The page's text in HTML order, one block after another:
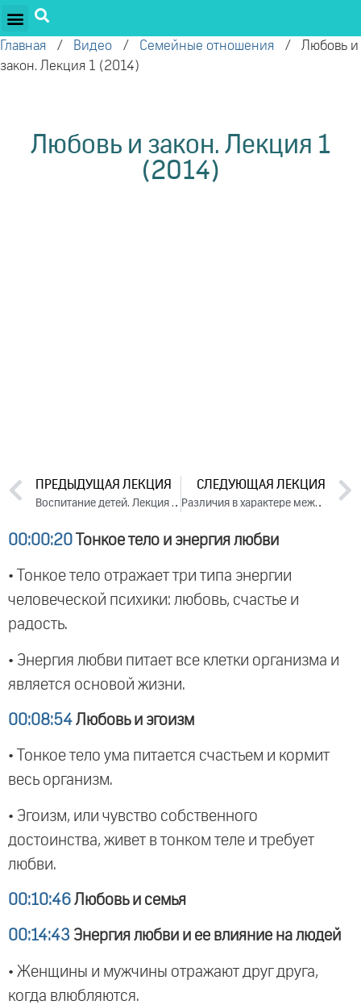
Главная / Видео / Семейные отношения / Любовь и
закон. Лекция 1 (2014)
Любовь и закон. Лекция 1
(2014)
ПРЕДЫДУЩАЯ ЛЕКЦИЯ
Воспитание детей. Лекция 3 (2014)
СЛЕДУЮЩАЯ ЛЕКЦИЯ
Различия в характере между мужчиной и женщиной. Лекция 2 (2014)
00:00:20 Тонкое тело и энергия любви
• Тонкое тело отражает три типа энергии
человеческой психики: любовь, счастье и
радость.
• Энергия любви питает все клетки организма и
является основой жизни.
00:08:54 Любовь и эгоизм
• Тонкое тело ума питается счастьем и кормит
весь организм.
• Эгоизм, или чувство собственного
достоинства, живет в тонком теле и требует
любви.
00:10:46 Любовь и семья
00:14:43 Энергия любви и ее влияние на людей
• Женщины и мужчины отражают друг друга,
когда влюбляются.